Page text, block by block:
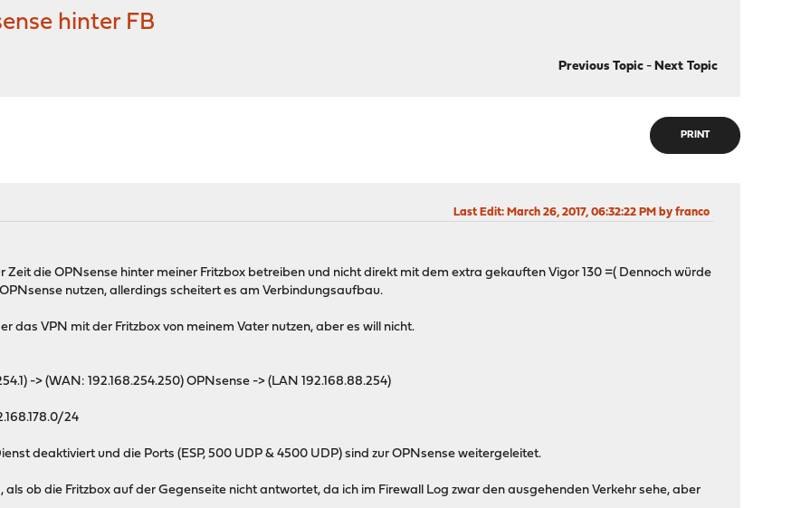
hinter FB
Previous Topic- Next Topic
PRINT
Last Edit: March 26, 2017, 06:32:22 PM by franco
Zeit die OPNsense hinter meiner Fritzbox betreiben und nicht direkt mit dem extra gekauften Vigor 130 =( Dennoch würde
nutzen, allerdings scheitert es am Verbindungsaufbau.
das VPN mit der Fritzbox von meinem Vater nutzen, aber es will nicht.
-> (WAN: 192.168.254.250) OPNsense -> (LAN 192.168.88.254)
24
deaktiviert und die Ports (ESP, 500 UDP & 4500 UDP) sind zur OPNsense weitergeleitet.
als ob die Fritzbox auf der Gegenseite nicht antwortet, da ich im Firewall Log zwar den ausgehenden Verkehr sehe, aber